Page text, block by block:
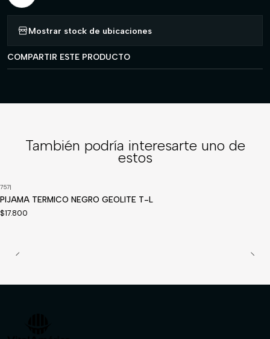
Mostrar stock de ubicaciones
COMPARTIR ESTE PRODUCTO
También podría interesarte uno de
estos
757|
PIJAMA TERMICO NEGRO GEOLITE T-L
$17.800